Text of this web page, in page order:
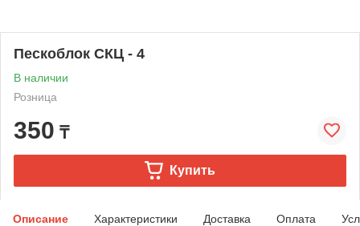
Пескоблок СКЦ - 4
В наличии
Розница
350 ₸
Купить
Описание Характеристики Доставка Оплата